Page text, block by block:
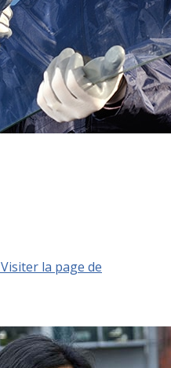
Visiter la page de